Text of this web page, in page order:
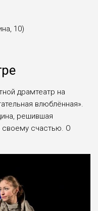
10)
драмтеатр на
влюблённая».
решившая
своему счастью. О